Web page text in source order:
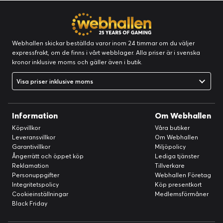
8 GB
Service och support
Typ:
2 års garanti
Kommunikationer
Trådlöst gränssnitt:
Bluetooth 5.0, IEEE 802.11a/b/g/n/ac/ax,
Dataöverföring:
FDD-LTE, TDD-LTE, 5G NR FR1
Främre kamera
Sensorupplösning:
Bakre kamera
Sensorupplösning:
Processor
Klockfrekvens:
Webhallen skickar beställda varor inom 24 timmar om du väljer
expressfrakt, om de finns i vårt webblager. Alla priser är i svenska
kronor inklusive moms och gäller även i butik.
Visa priser inklusive moms
Information
Köpvillkor
Leveransvillkor
Garantivillkor
Ångerrätt och öppet köp
Reklamation
Personuppgifter
Integritetspolicy
Cookieinställningar
Black Friday
Om Webhallen
Våra butiker
Om Webhallen
Miljöpolicy
Lediga tjänster
Tillverkare
Webhallen Företag
Köp presentkort
Medlemsförmåner